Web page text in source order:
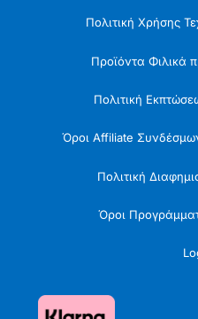
Πολιτική Χρήσης
Προϊόντα Φιλικά
Πολιτική
Όροι Affiliate
Πολιτική
Όροι